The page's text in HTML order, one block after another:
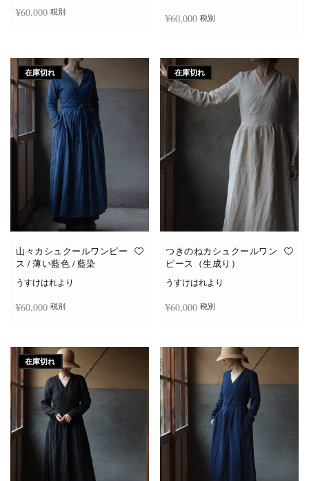
¥60,000 税別
¥60,000 税別
在庫切れ
山々カシュクールワンピー
ス / 薄い藍色 / 藍染
うすけはれより
¥60,000 税別
在庫切れ
つきのねカシュクールワン
ピース（生成り）
うすけはれより
¥60,000 税別
在庫切れ